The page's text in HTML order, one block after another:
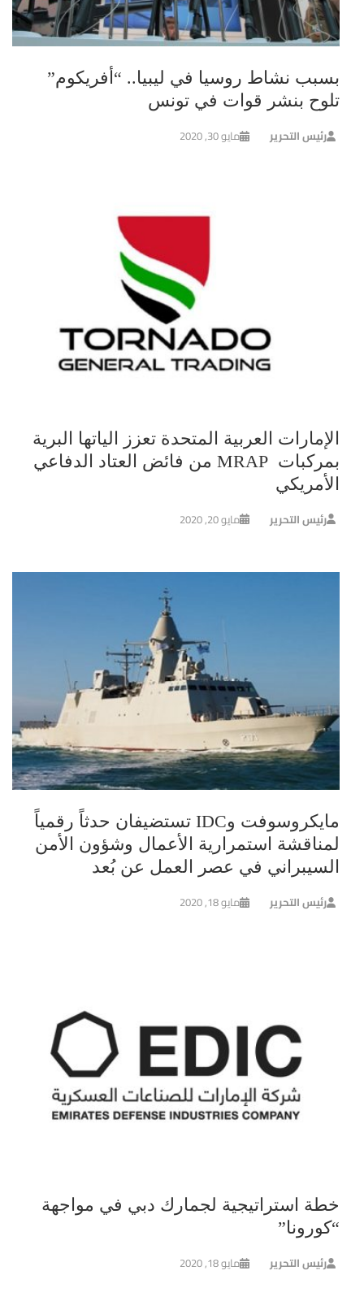
بسبب نشاط روسيا في ليبيا.. “أفريكوم”
تلوح بنشر قوات في تونس
رئيس التحرير مايو 30, 2020
الإمارات العربية المتحدة تعزز الياتها البرية
بمركبات MRAP من فائض العتاد الدفاعي
الأمريكي
رئيس التحرير مايو 20, 2020
مايكروسوفت وIDC تستضيفان حدثاً رقمياً
لمناقشة استمرارية الأعمال وشؤون الأمن
السيبراني في عصر العمل عن بُعد
رئيس التحرير مايو 18, 2020
خطة استراتيجية لجمارك دبي في مواجهة
“كورونا”
رئيس التحرير مايو 18, 2020